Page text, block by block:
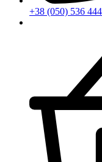
+38 (050) 536